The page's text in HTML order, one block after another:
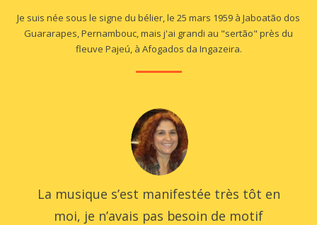
Je suis née sous le signe du bélier, le 25 mars 1959 à Jaboatão dos
Guararapes, Pernambouc, mais j'ai grandi au "sertão" près du
fleuve Pajeú, à Afogados da Ingazeira.
La musique s’est manifestée très tôt en
moi, je n’avais pas besoin de motif